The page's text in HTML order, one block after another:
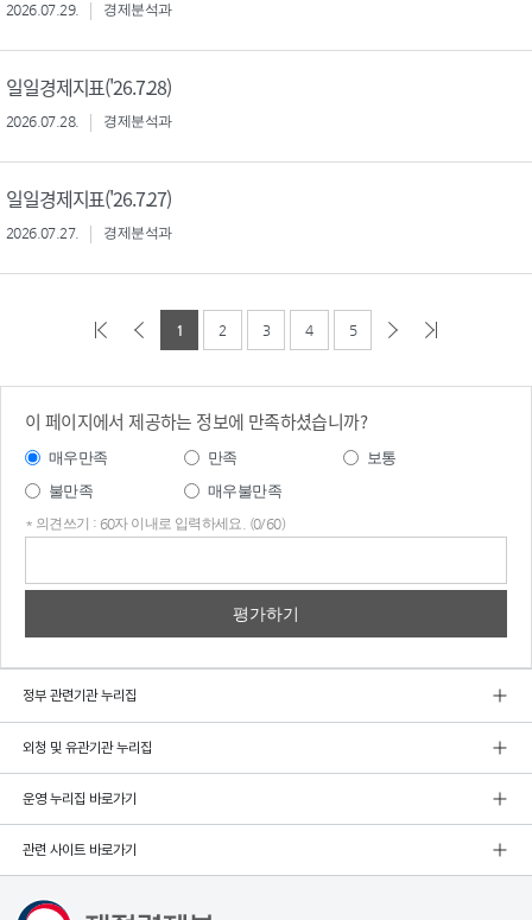
2026.07.29. 경제분석과
일일경제지표('26.7.28)
2026.07.28. 경제분석과
일일경제지표('26.7.27)
2026.07.27. 경제분석과
1 2 3 4 5
이 페이지에서 제공하는 정보에 만족하셨습니까?
매우만족 만족
보통
불만족
매우불만족
* 의견쓰기 : 60자 이내로 입력하세요. (0/60)
정부 관련기관 누리집
외청 및 유관기관 누리집
운영 누리집 바로가기
관련 사이트 바로가기